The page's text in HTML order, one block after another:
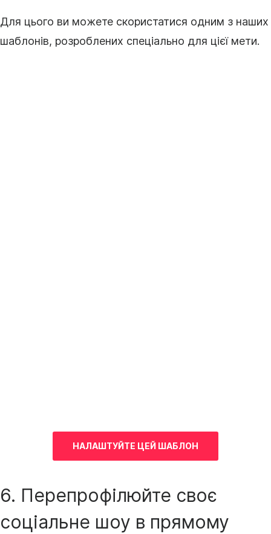
Для цього ви можете скористатися одним з наших
шаблонів, розроблених спеціально для цієї мети.
НАЛАШТУЙТЕ ЦЕЙ ШАБЛОН
6. Перепрофілюйте своє
соціальне шоу в прямому